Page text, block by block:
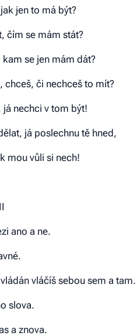
jen to má být?
čím se mám stát?
se jen mám dát?
chceš, či nechceš to mít?
já nechci v tom být!
já poslechnu tě hned,
mou vůli si nech!
ano a ne.
vláčíš sebou sem a tam.
slova.
a znova.